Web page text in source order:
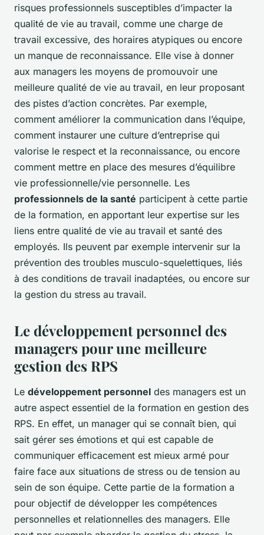
risques professionnels susceptibles d’impacter la
qualité de vie au travail, comme une charge de
travail excessive, des horaires atypiques ou encore
un manque de reconnaissance. Elle vise à donner
aux managers les moyens de promouvoir une
meilleure qualité de vie au travail, en leur proposant
des pistes d’action concrètes. Par exemple,
comment améliorer la communication dans l’équipe,
comment instaurer une culture d’entreprise qui
valorise le respect et la reconnaissance, ou encore
comment mettre en place des mesures d’équilibre
vie professionnelle/vie personnelle. Les
professionnels de la santé participent à cette partie
de la formation, en apportant leur expertise sur les
liens entre qualité de vie au travail et santé des
employés. Ils peuvent par exemple intervenir sur la
prévention des troubles musculo-squelettiques, liés
à des conditions de travail inadaptées, ou encore sur
la gestion du stress au travail.
Le développement personnel des
managers pour une meilleure
gestion des RPS
Le développement personnel des managers est un
autre aspect essentiel de la formation en gestion des
RPS. En effet, un manager qui se connaît bien, qui
sait gérer ses émotions et qui est capable de
communiquer efficacement est mieux armé pour
faire face aux situations de stress ou de tension au
sein de son équipe. Cette partie de la formation a
pour objectif de développer les compétences
personnelles et relationnelles des managers. Elle